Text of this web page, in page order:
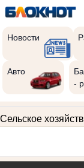
Новости
Авто
-
Сельское